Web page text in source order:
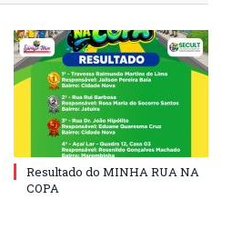
Resultado do MINHA RUA NA
COPA